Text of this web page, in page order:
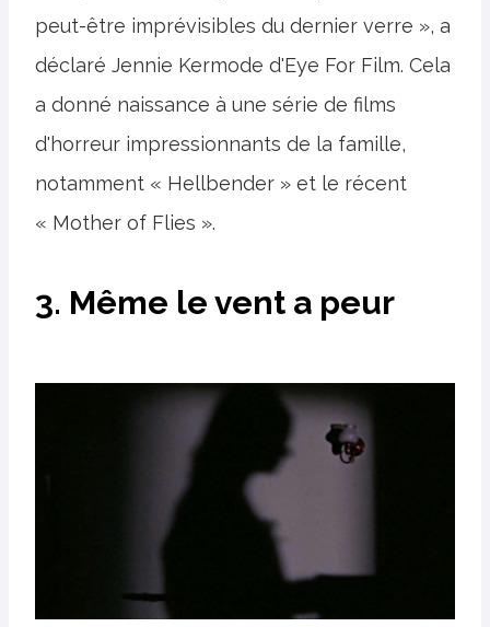
peut-être imprévisibles du dernier verre », a
déclaré Jennie Kermode d'Eye For Film. Cela
a donné naissance à une série de films
d'horreur impressionnants de la famille,
notamment « Hellbender » et le récent
« Mother of Flies ».
3. Même le vent a peur